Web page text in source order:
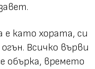
като хората, си
Всичко върви
обърка, времето